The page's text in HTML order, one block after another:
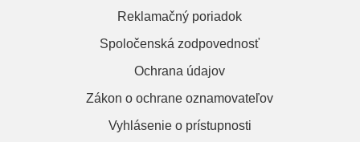
Reklamačný poriadok
Spoločenská zodpovednosť
Ochrana údajov
Zákon o ochrane oznamovateľov
Vyhlásenie o prístupnosti